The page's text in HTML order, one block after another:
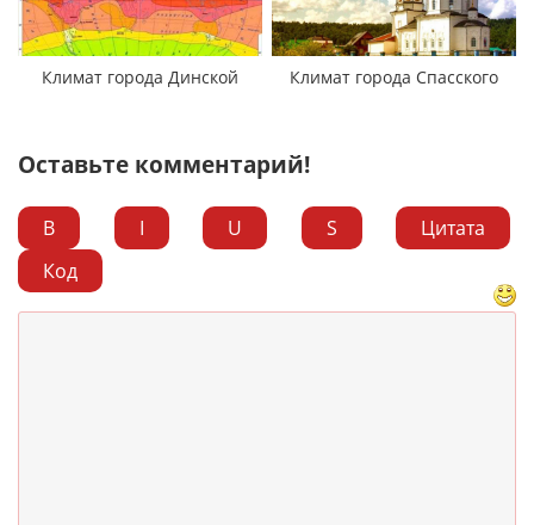
Климат города Динской Климат города Спасского
Оставьте комментарий!
B I U S
Цитата
Код